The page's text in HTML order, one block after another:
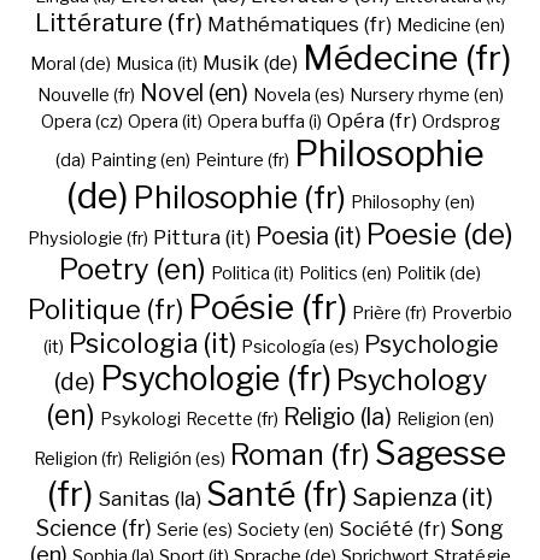
Littérature (fr) Mathématiques (fr) Medicine (en)
Moral (de) Musica (it) Musik (de) Médecine (fr)
Nouvelle (fr) Novel (en) Novela (es) Nursery rhyme (en)
Opera (cz) Opera (it) Opera buffa (i) Opéra (fr) Ordsprog
(da) Painting (en) Peinture (fr) Philosophie
(de) Philosophie (fr) Philosophy (en)
Physiologie (fr) Pittura (it) Poesia (it) Poesie (de)
Poetry (en) Politica (it) Politics (en) Politik (de)
Politique (fr) Poésie (fr) Prière (fr) Proverbio
(it) Psicologia (it) Psicología (es) Psychologie
(de) Psychologie (fr) Psychology
(en) Psykologi Recette (fr) Religio (la) Religion (en)
Religion (fr) Religión (es) Roman (fr) Sagesse
(fr) Sanitas (la) Santé (fr) Sapienza (it)
Science (fr) Serie (es) Society (en) Société (fr) Song
(en)